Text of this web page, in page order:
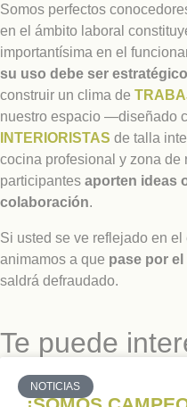
Somos perfectos
en el ámbito laboral
importantísima en el
su uso debe ser estratégico
construir un clima de
nuestro espacio —diseñado
INTERIORISTAS de talla
cocina profesional y zona de
participantes aporten ideas
colaboración.
Si usted se ve reflejado en
animamos a que pase por
saldrá defraudado.
Te puede
NOTICIAS